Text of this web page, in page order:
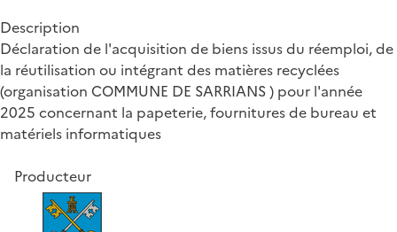
Description
Déclaration de l'acquisition de biens issus du réemploi, de
la réutilisation ou intégrant des matières recyclées
(organisation COMMUNE DE SARRIANS ) pour l'année
2025 concernant la papeterie, fournitures de bureau et
matériels informatiques
Producteur